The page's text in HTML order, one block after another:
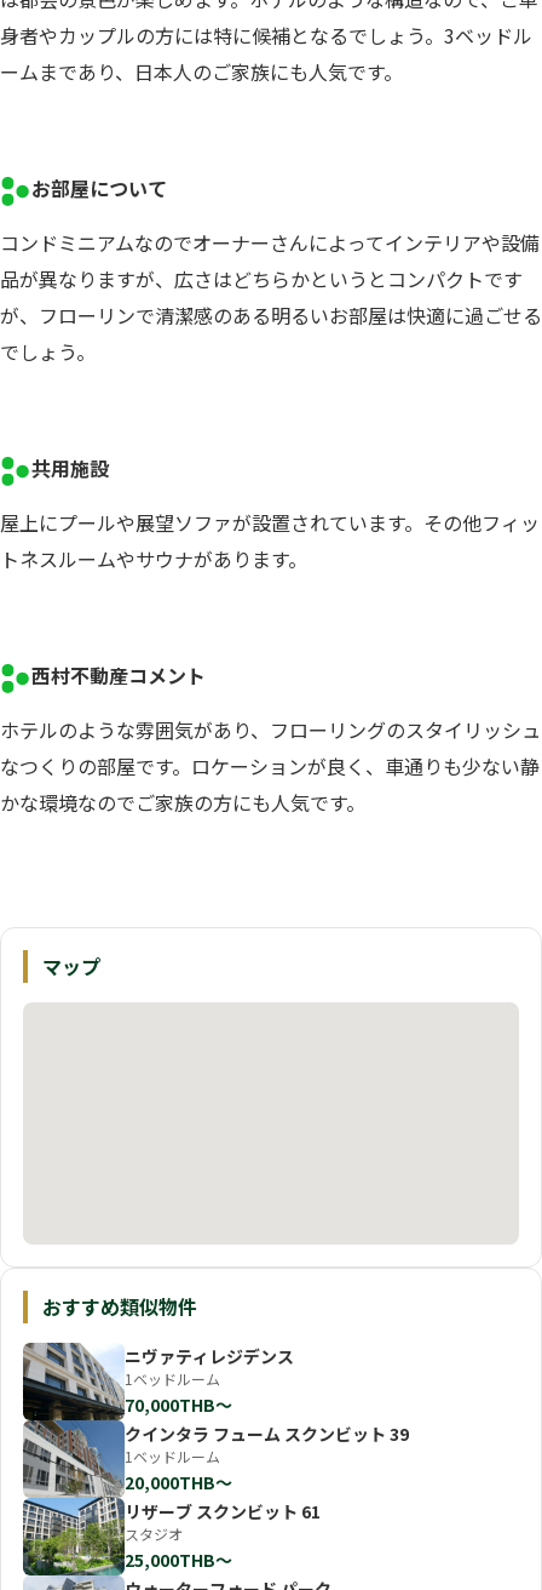
身者やカップルの方には特に候補となるでしょう。3ベッドル
ームまであり、日本人のご家族にも人気です。
お部屋について
コンドミニアムなのでオーナーさんによってインテリアや設備
品が異なりますが、広さはどちらかというとコンパクトです
が、フローリンで清潔感のある明るいお部屋は快適に過ごせる
でしょう。
共用施設
屋上にプールや展望ソファが設置されています。その他フィッ
トネスルームやサウナがあります。
西村不動産コメント
ホテルのような雰囲気があり、フローリングのスタイリッシュ
なつくりの部屋です。ロケーションが良く、車通りも少ない静
かな環境なのでご家族の方にも人気です。
マップ
おすすめ類似物件
ニヴァティレジデンス
1ベッドルーム
70,000THB〜
クインタラ フューム スクンビット 39
1ベッドルーム
20,000THB〜
リザーブ スクンビット 61
スタジオ
25,000THB〜